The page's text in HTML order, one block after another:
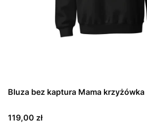
Bluza bez kaptura Mama krzyżówka
Cena
119,00 zł